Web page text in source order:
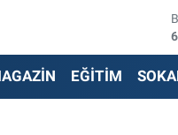
EĞİTİM